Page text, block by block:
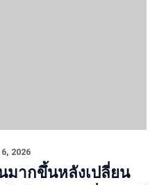
2026
มากขึ้นหลังเปลี่ยน